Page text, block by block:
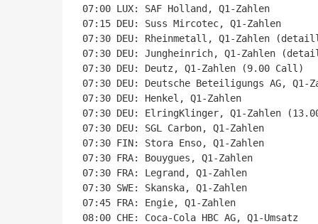
07:00 LUX: SAF Holland, Q1-Zahlen
07:15 DEU: Suss Mircotec, Q1-Zahlen
07:30 DEU: Rheinmetall, Q1-Zahlen
07:30 DEU: Jungheinrich, Q1-Zahlen
07:30 DEU: Deutz, Q1-Zahlen (9.00 Call)
07:30 DEU: Deutsche Beteiligungs AG, Q1-
07:30 DEU: Henkel, Q1-Zahlen
07:30 DEU: ElringKlinger, Q1-Zahlen
07:30 DEU: SGL Carbon, Q1-Zahlen
07:30 FIN: Stora Enso, Q1-Zahlen
07:30 FRA: Bouygues, Q1-Zahlen
07:30 FRA: Legrand, Q1-Zahlen
07:30 SWE: Skanska, Q1-Zahlen
07:45 FRA: Engie, Q1-Zahlen
08:00 CHE: Coca-Cola HBC AG, Q1-Umsatz